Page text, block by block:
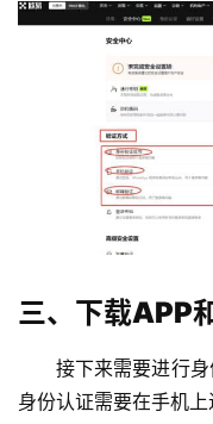
三、下载APP
接下来需要进行身
身份认证需要在手机上